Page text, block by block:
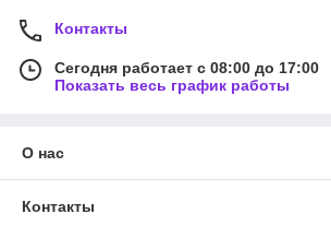
Контакты
Сегодня работает с 08:00 до 17:00
Показать весь график работы
О нас
Контакты